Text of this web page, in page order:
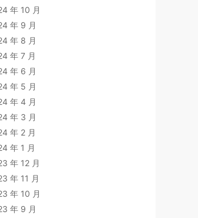
年 10 月
年 9 月
年 8 月
年 7 月
年 6 月
年 5 月
年 4 月
年 3 月
年 2 月
年 1 月
年 12 月
年 11 月
年 10 月
年 9 月